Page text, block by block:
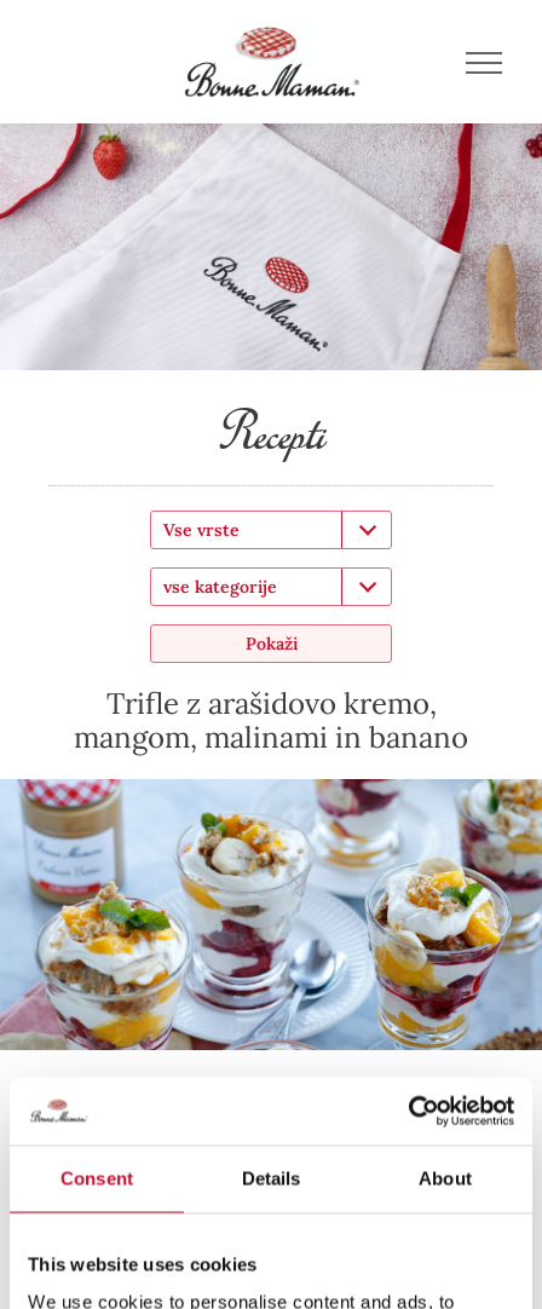
Consent Details About
This website uses cookies
We use cookies to personalise content and ads, to
Recepti
Vse vrste
vse kategorije
Pokaži
Trifle z arašidovo kremo,
mangom, malinami in banano
Sestavine: (za 6-8 kozarcev):
250 g skute z nizko vsebnostjo maščob
500 g grškega jogurta
¼ čajne žličke vanilije, mlete
4 žlice finega surovega trsnega sladkorja